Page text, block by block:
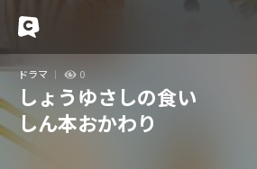
ドラマ 0
しょうゆさしの食い
しん本おかわり